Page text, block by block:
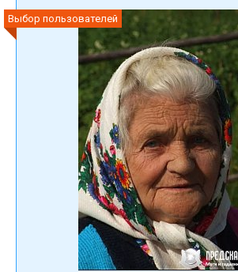
Выбор пользователей